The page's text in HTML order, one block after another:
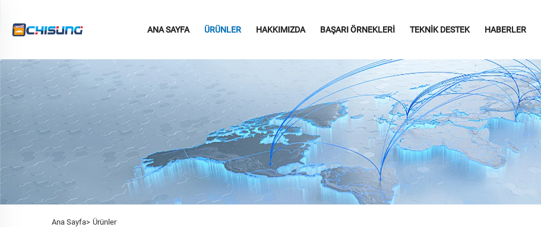
ANA SAYFA ÜRÜNLER HAKKIMIZDA BAŞARI ÖRNEKLERI TEKNIK DESTEK HABERLER
Ana Sayfa> Ürünler